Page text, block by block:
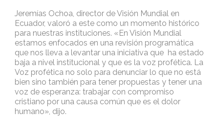
Jeremías Ochoa, director de Visión Mundial en
Ecuador, valoró a este como un momento histórico
para nuestras instituciones. «En Visión Mundial
estamos enfocados en una revisión programática
que nos lleva a levantar una iniciativa que ha estado
baja a nivel institucional y que es la voz profética. La
Voz profética no solo para denunciar lo que no está
bien sino también para tener propuestas y tener una
voz de esperanza: trabajar con compromiso
cristiano por una causa común que es el dolor
humano», dijo.